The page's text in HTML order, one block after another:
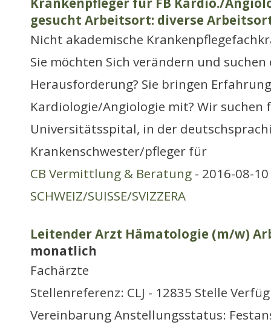
gesucht Arbeitsort: diverse
Nicht akademische
Sie möchten Sich verändern und suchen
Herausforderung? Sie bringen
Kardiologie/Angiologie mit? Wir suchen
Universitätsspital, in der
Krankenschwester/pfleger für
CB Vermittlung & Beratung - 2016-08-
SCHWEIZ/SUISSE/SVIZZERA
Leitender Arzt Hämatologie (m/w)
monatlich
Fachärzte
Stellenreferenz: CLJ - 12835 Stelle
Vereinbarung Anstellungsstatus: